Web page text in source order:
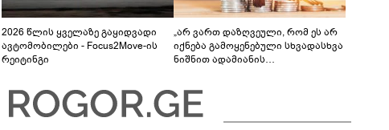
2026 წლის ყველაზე გაყიდვადი
ავტომობილები - Focus2Move-ის
რეიტინგი
„არ ვართ დაზღვეული, რომ ეს არ
იქნება გამოყენებული სხვადასხვა
ნიშნით ადამიანის
უფსკრულისკენ მიდის“